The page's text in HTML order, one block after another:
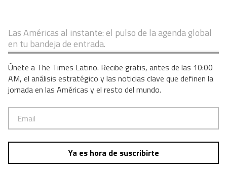
Las Américas al instante: el pulso de la agenda global
en tu bandeja de entrada.
Únete a The Times Latino. Recibe gratis, antes de las 10:00
AM, el análisis estratégico y las noticias clave que definen la
jornada en las Américas y el resto del mundo.
Ya es hora de suscribirte